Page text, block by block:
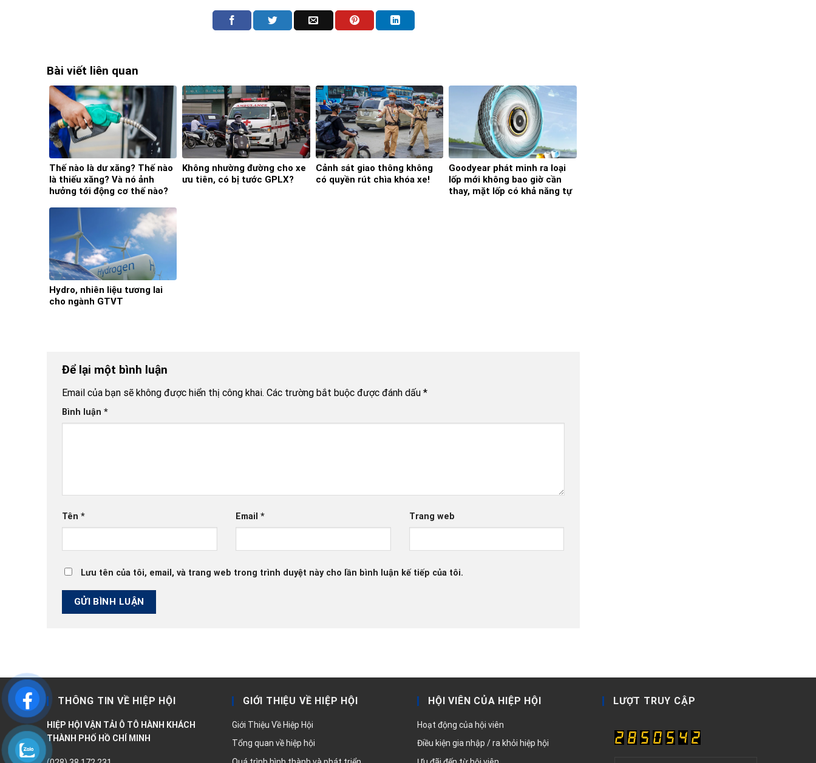
Bài viết liên quan
Thế nào là dư xăng? Thế nào
là thiếu xăng? Và nó ảnh
hưởng tới động cơ thế nào?
Không nhường đường cho xe
ưu tiên, có bị tước GPLX?
Cảnh sát giao thông không
có quyền rút chìa khóa xe!
Goodyear phát minh ra loại
lốp mới không bao giờ cần
thay, mặt lốp có khả năng tự
Hydro, nhiên liệu tương lai
cho ngành GTVT
Để lại một bình luận
Email của bạn sẽ không được hiển thị công khai. Các trường bắt buộc được đánh dấu *
Bình luận *
Tên * Email * Trang web
Lưu tên của tôi, email, và trang web trong trình duyệt này cho lần bình luận kế tiếp của tôi.
THÔNG TIN VỀ HIỆP HỘI
HIỆP HỘI VẬN TẢI Ô TÔ HÀNH KHÁCH
THÀNH PHỐ HỒ CHÍ MINH
GIỚI THIỆU VỀ HIỆP HỘI
Giới Thiệu Về Hiệp Hội
Tổng quan về hiệp hội
HỘI VIÊN CỦA HIỆP HỘI
Hoạt động của hội viên
Điều kiện gia nhập / ra khỏi hiệp hội
LƯỢT TRUY CẬP